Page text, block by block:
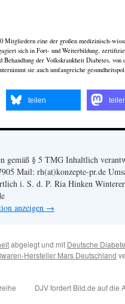
eine der großen medizinisch-
sich in Fort- und Weiterbildung,
der Volkskrankheit Diabetes, von
sie auch umfangreiche
teilen
gemäß § 5 TMG Inhaltlich
Mail: rh(at)konzepte-pr.de
i. S. d. P. Ria Hinken
anzeigen →
abgelegt und mit Deutsche
Hersteller Mars Deutschland
DJV fordert Bild.de auf die